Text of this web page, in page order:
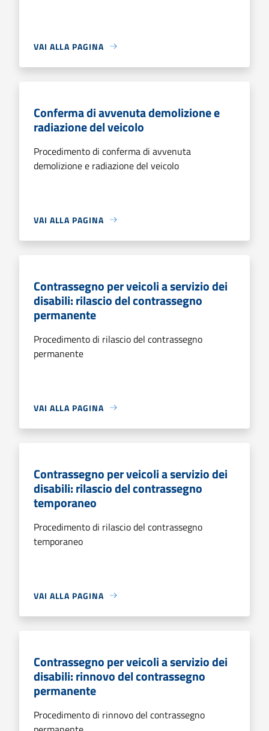
VAI ALLA PAGINA
Conferma di avvenuta demolizione e
radiazione del veicolo
Procedimento di conferma di avvenuta
demolizione e radiazione del veicolo
VAI ALLA PAGINA
Contrassegno per veicoli a servizio dei
disabili: rilascio del contrassegno
permanente
Procedimento di rilascio del contrassegno
permanente
VAI ALLA PAGINA
Contrassegno per veicoli a servizio dei
disabili: rilascio del contrassegno
temporaneo
Procedimento di rilascio del contrassegno
temporaneo
VAI ALLA PAGINA
Contrassegno per veicoli a servizio dei
disabili: rinnovo del contrassegno
permanente
Procedimento di rinnovo del contrassegno